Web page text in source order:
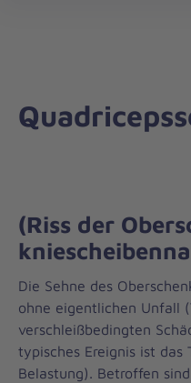
(Riss der
Die Sehne des
ohne eigentlichen Unfall
verschleißbedingten
typisches Ereignis ist das
Belastung). Betroffen